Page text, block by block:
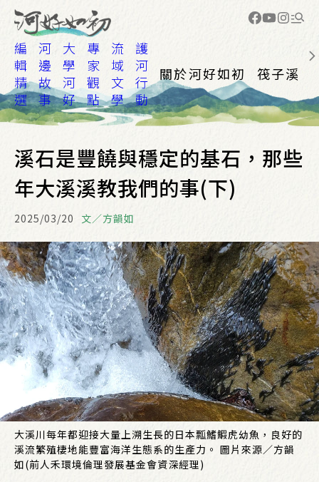
編
輯
精
選
河
邊
故
事
大
學
河
好
專
家
觀
點
流
域
文
學
護
河
行
動
關於河好如初 筏子溪
溪石是豐饒與穩定的基石，那些
年大溪溪教我們的事(下)
2025/03/20 文／方韻如
大溪川每年都迎接大量上溯生長的日本瓢鰭鰕虎幼魚，良好的
溪流繁殖棲地能豐富海洋生態系的生產力。 圖片來源／方韻
如(前人禾環境倫理發展基金會資深經理)